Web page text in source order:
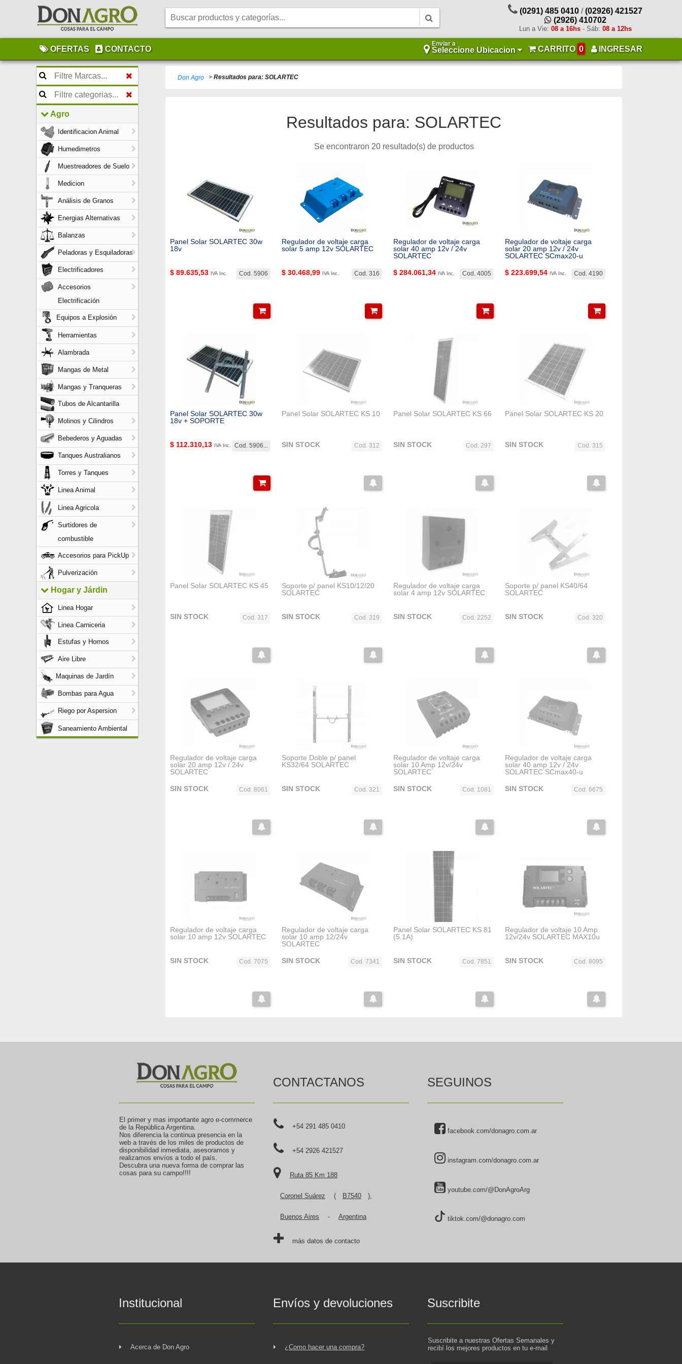
(0291) 485 0410 /(02926) 421527
(2926) 410702
Lun a Vie: 08 a 16hs- Sáb: 08 a 12hs
OFERTAS CONTACTO
Enviar a
Seleccione Ubicacion CARRITO 0 INGRESAR
Agro
Identificacion Animal
Humedimetros
Muestreadores de Suelo
Medicion
Análisis de Granos
Energias Alternativas
Balanzas
Peladoras y Esquiladoras
Electrificadores
Accesorios
Electrificación
Equipos a Explosión
Herramientas
Alambrada
Mangas de Metal
Mangas y Tranqueras
Tubos de Alcantarilla
Molinos y Cilindros
Bebederos y Aguadas
Tanques Australianos
Torres y Tanques
Linea Animal
Linea Agricola
Surtidores de
combustible
Accesorios para PickUp
Pulverización
Hogar y Járdin
Linea Hogar
Linea Carniceria
Estufas y Hornos
Aire Libre
Maquinas de Jardín
Bombas para Agua
Riego por Aspersion
Saneamiento Ambiental
Don Agro > Resultados para: SOLARTEC
Resultados para: SOLARTEC
Se encontraron 20 resultado(s) de productos
Panel Solar SOLARTEC 30w
18v
Cod. 5906
$ 89.635,53 IVA Inc.
Regulador de voltaje carga
solar 5 amp 12v SOLARTEC
Cod. 316
$ 30.468,99 IVA Inc.
Regulador de voltaje carga
solar 40 amp 12v / 24v
SOLARTEC
Cod. 4005
$ 284.061,34 IVA Inc.
Regulador de voltaje carga
solar 20 amp 12v / 24v
SOLARTEC SCmax20-u
Cod. 4190
$ 223.699,54 IVA Inc.
Panel Solar SOLARTEC 30w
18v + SOPORTE
Cod. 5906...
$ 112.310,13 IVA Inc.
Panel Solar SOLARTEC KS 10
Cod. 312
SIN STOCK
Panel Solar SOLARTEC KS 66
Cod. 297
SIN STOCK
Panel Solar SOLARTEC KS 20
Cod. 315
SIN STOCK
Panel Solar SOLARTEC KS 45
Cod. 317
SIN STOCK
Soporte p/ panel KS10/12/20
SOLARTEC
Cod. 319
SIN STOCK
Regulador de voltaje carga
solar 4 amp 12v SOLARTEC
Cod. 2252
SIN STOCK
Soporte p/ panel KS40/64
SOLARTEC
Cod. 320
SIN STOCK
Regulador de voltaje carga
solar 20 amp 12v / 24v
SOLARTEC
Cod. 8061
SIN STOCK
Soporte Doble p/ panel
KS32/64 SOLARTEC
Cod. 321
SIN STOCK
Regulador de voltaje carga
solar 10 Amp 12v/24v
SOLARTEC
Cod. 1081
SIN STOCK
Regulador de voltaje carga
solar 40 amp 12v / 24v
SOLARTEC SCmax40-u
Cod. 6675
SIN STOCK
Regulador de voltaje carga
solar 10 amp 12v SOLARTEC
Cod. 7075
SIN STOCK
Regulador de voltaje carga
solar 10 amp 12/24v
SOLARTEC
Cod. 7341
SIN STOCK
Panel Solar SOLARTEC KS 81
(5.1A)
Cod. 7851
SIN STOCK
Regulador de voltaje 10 Amp
12v/24v SOLARTEC MAX10u
Cod. 8095
SIN STOCK
El primer y mas importante agro e-commerce
de la República Argentina.
Nos diferencia la continua presencia en la
web a través de los miles de productos de
disponibilidad inmediata, asesoramos y
realizamos envíos a todo el país.
Descubra una nueva forma de comprar las
cosas para su campo!!!!
CONTACTANOS
+54 291 485 0410
+54 2926 421527
Ruta 85 Km 188
Coronel Suárez ( B7540 ),
Buenos Aires - Argentina
más datos de contacto
SEGUINOS
facebook.com/donagro.com.ar
instagram.com/donagro.com.ar
youtube.com/@DonAgroArg
tiktok.com/@donagro.com
Institucional
Acerca de Don Agro
Envíos y devoluciones
¿Como hacer una compra?
Suscribite
Suscribite a nuestras Ofertas Semanales y
recibí los mejores productos en tu e-mail